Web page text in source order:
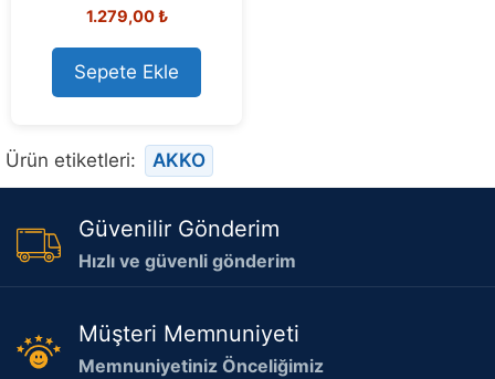
o
t
o
f
5
1.279,00₺
Sepete Ekle
Ürün etiketleri: AKKO
Güvenilir Gönderim
Hızlı ve güvenli gönderim
Müşteri Memnuniyeti
Memnuniyetiniz Önceliğimiz